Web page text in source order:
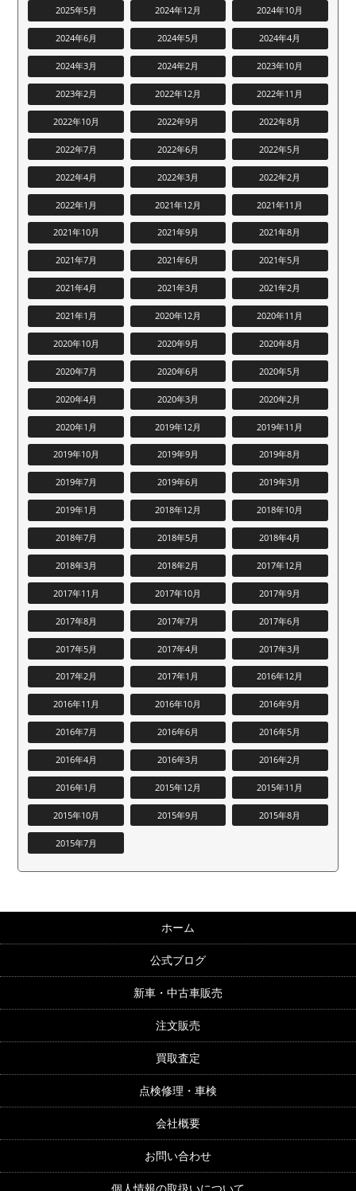
2025年5月 2024年12月 2024年10月
2024年6月 2024年5月 2024年4月
2024年3月 2024年2月 2023年10月
2023年2月 2022年12月 2022年11月
2022年10月 2022年9月 2022年8月
2022年7月 2022年6月 2022年5月
2022年4月 2022年3月 2022年2月
2022年1月 2021年12月 2021年11月
2021年10月 2021年9月 2021年8月
2021年7月 2021年6月 2021年5月
2021年4月 2021年3月 2021年2月
2021年1月 2020年12月 2020年11月
2020年10月 2020年9月 2020年8月
2020年7月 2020年6月 2020年5月
2020年4月 2020年3月 2020年2月
2020年1月 2019年12月 2019年11月
2019年10月 2019年9月 2019年8月
2019年7月 2019年6月 2019年3月
2019年1月 2018年12月 2018年10月
2018年7月 2018年5月 2018年4月
2018年3月 2018年2月 2017年12月
2017年11月 2017年10月 2017年9月
2017年8月 2017年7月 2017年6月
2017年5月 2017年4月 2017年3月
2017年2月 2017年1月 2016年12月
2016年11月 2016年10月 2016年9月
2016年7月 2016年6月 2016年5月
2016年4月 2016年3月 2016年2月
2016年1月 2015年12月 2015年11月
2015年10月 2015年9月 2015年8月
2015年7月
ホーム
公式ブログ
新車・中古車販売
注文販売
買取査定
点検修理・車検
会社概要
お問い合わせ